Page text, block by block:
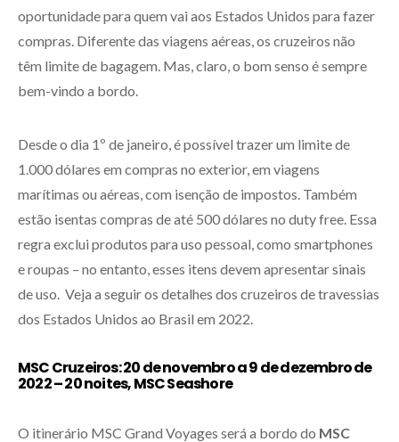
oportunidade para quem vai aos Estados Unidos para fazer
compras. Diferente das viagens aéreas, os cruzeiros não
têm limite de bagagem. Mas, claro, o bom senso é sempre
bem-vindo a bordo.
Desde o dia 1º de janeiro, é possível trazer um limite de
1.000 dólares em compras no exterior, em viagens
marítimas ou aéreas, com isenção de impostos. Também
estão isentas compras de até 500 dólares no duty free. Essa
regra exclui produtos para uso pessoal, como smartphones
e roupas – no entanto, esses itens devem apresentar sinais
de uso. Veja a seguir os detalhes dos cruzeiros de travessias
dos Estados Unidos ao Brasil em 2022.
MSC Cruzeiros: 20 de novembro a 9 de dezembro de
2022 – 20 noites, MSC Seashore
O itinerário MSC Grand Voyages será a bordo do MSC